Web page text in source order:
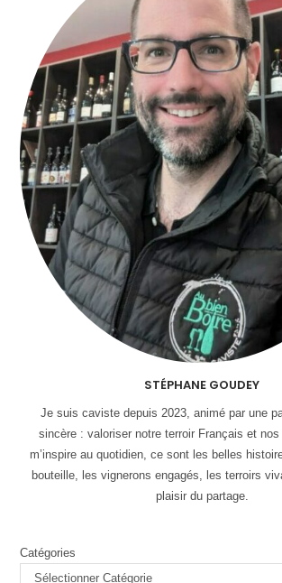
STÉPHANE GOUDEY
Je suis caviste depuis 2023, animé par une
sincère : valoriser notre terroir Français et
m’inspire au quotidien, ce sont les belles
bouteille, les vignerons engagés, les terroirs
plaisir du partage.
Catégories
Sélectionner Catégorie